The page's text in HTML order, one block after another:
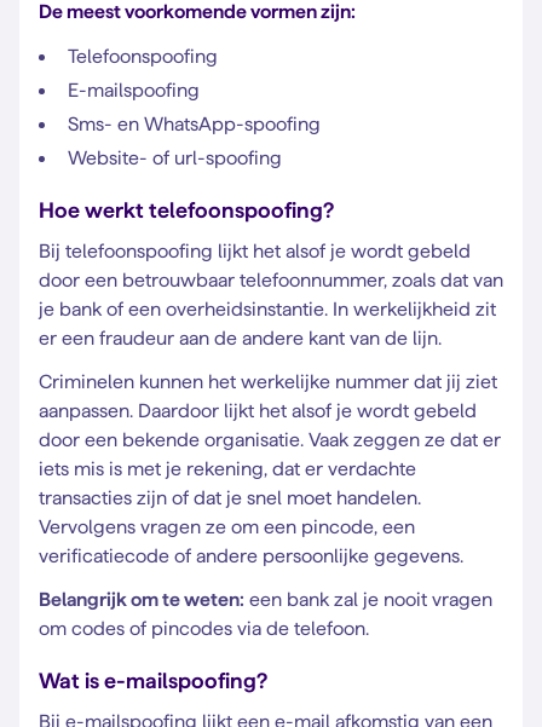
De meest voorkomende vormen zijn:
Telefoonspoofing
E-mailspoofing
Sms- en WhatsApp-spoofing
Website- of url-spoofing
Hoe werkt telefoonspoofing?
Bij telefoonspoofing lijkt het alsof je wordt gebeld
door een betrouwbaar telefoonnummer, zoals dat van
je bank of een overheidsinstantie. In werkelijkheid zit
er een fraudeur aan de andere kant van de lijn.
Criminelen kunnen het werkelijke nummer dat jij ziet
aanpassen. Daardoor lijkt het alsof je wordt gebeld
door een bekende organisatie. Vaak zeggen ze dat er
iets mis is met je rekening, dat er verdachte
transacties zijn of dat je snel moet handelen.
Vervolgens vragen ze om een pincode, een
verificatiecode of andere persoonlijke gegevens.
Belangrijk om te weten: een bank zal je nooit vragen
om codes of pincodes via de telefoon.
Wat is e-mailspoofing?
Bij e-mailspoofing lijkt een e-mail afkomstig van een